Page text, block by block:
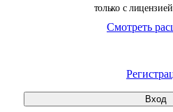
только с
Смотреть
Вход